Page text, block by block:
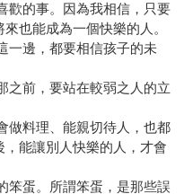
歡的事。因為我相信，只要
也能成為一個快樂的人。
一邊，都要相信孩子的未
之前，要站在較弱之人的立
做料理、能親切待人，也都
能讓別人快樂的人，才會
笨蛋。所謂笨蛋，是那些誤